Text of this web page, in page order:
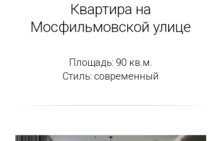
Квартира на
Мосфильмовской улице
Площадь: 90 кв.м.
Стиль: современный